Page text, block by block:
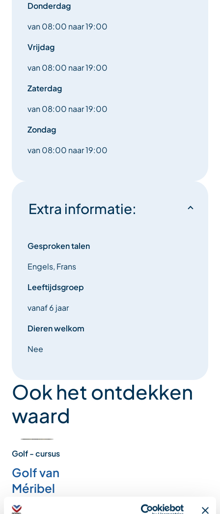
Donderdag
van 08:00 naar 19:00
Vrijdag
van 08:00 naar 19:00
Zaterdag
van 08:00 naar 19:00
Zondag
van 08:00 naar 19:00
Extra informatie:
Gesproken talen
Engels, Frans
Leeftijdsgroep
vanaf 6 jaar
Dieren welkom
Nee
Ook het ontdekken
waard
Golf - cursus
Golf van
Méribel
Een perfect